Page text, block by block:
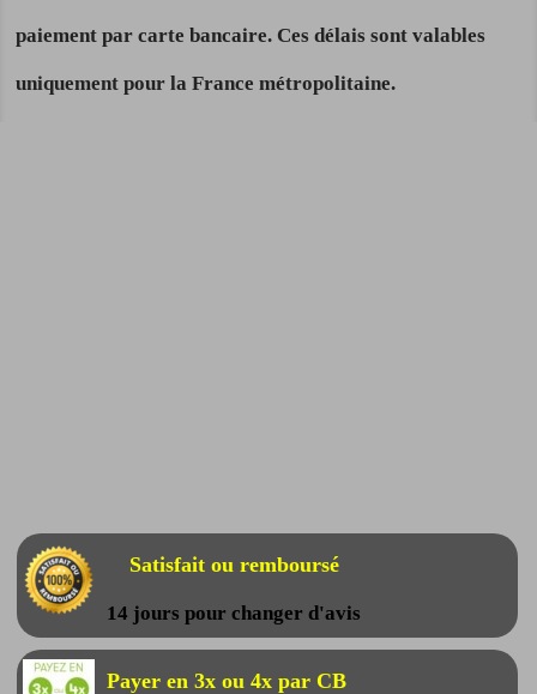
paiement par carte bancaire. Ces délais sont valables
uniquement pour la France métropolitaine.
Satisfait ou remboursé
14 jours pour changer d'avis
Payer en 3x ou 4x par CB